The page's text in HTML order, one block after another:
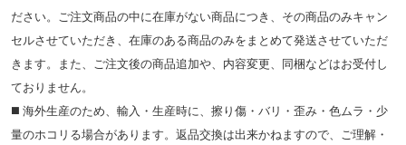
ださい。ご注文商品の中に在庫がない商品につき、その商品のみキャン
セルさせていただき、在庫のある商品のみをまとめて発送させていただ
きます。また、ご注文後の商品追加や、内容変更、同梱などはお受付し
ておりません。
◼️ 海外⽣産のため、輸⼊・⽣産時に、擦り傷・バリ・歪み・色ムラ・少
量のホコリる場合があります。返品交換は出来かねますので、ご理解・